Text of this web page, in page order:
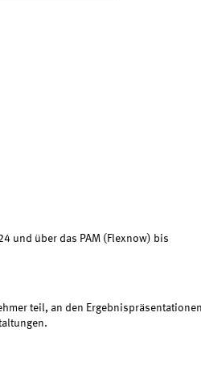
und über das PAM (Flexnow) bis
teil, an den Ergebnispräsentationen